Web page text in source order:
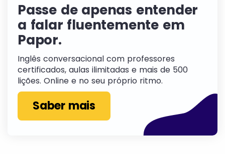
Passe de apenas entender
a falar fluentemente em
Papor.
Inglês conversacional com professores
certificados, aulas ilimitadas e mais de 500
lições. Online e no seu próprio ritmo.
Saber mais